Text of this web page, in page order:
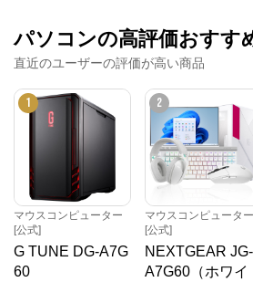
パソコンの高評価おすす
直近のユーザーの評価が高い商品
1
マウスコンピューター
[公式]
G TUNE DG-A7G
60
2
マウスコンピューター
[公式]
NEXTGEAR JG-
A7G60（ホワイ